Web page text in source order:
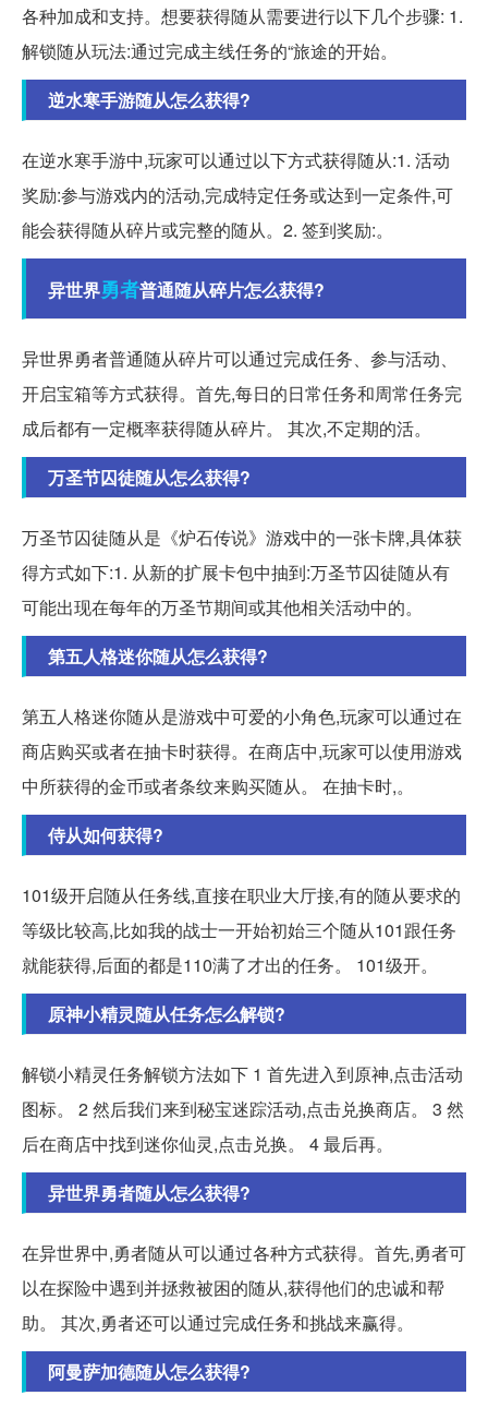
各种加成和支持。想要获得随从需要进行以下几个步骤: 1.
解锁随从玩法:通过完成主线任务的“旅途的开始。
逆水寒手游随从怎么获得?
在逆水寒手游中,玩家可以通过以下方式获得随从:1. 活动
奖励:参与游戏内的活动,完成特定任务或达到一定条件,可
能会获得随从碎片或完整的随从。2. 签到奖励:。
异世界勇者普通随从碎片怎么获得?
异世界勇者普通随从碎片可以通过完成任务、参与活动、
开启宝箱等方式获得。首先,每日的日常任务和周常任务完
成后都有一定概率获得随从碎片。 其次,不定期的活。
万圣节囚徒随从怎么获得?
万圣节囚徒随从是《炉石传说》游戏中的一张卡牌,具体获
得方式如下:1. 从新的扩展卡包中抽到:万圣节囚徒随从有
可能出现在每年的万圣节期间或其他相关活动中的。
第五人格迷你随从怎么获得?
第五人格迷你随从是游戏中可爱的小角色,玩家可以通过在
商店购买或者在抽卡时获得。在商店中,玩家可以使用游戏
中所获得的金币或者条纹来购买随从。 在抽卡时,。
侍从如何获得?
101级开启随从任务线,直接在职业大厅接,有的随从要求的
等级比较高,比如我的战士一开始初始三个随从101跟任务
就能获得,后面的都是110满了才出的任务。 101级开。
原神小精灵随从任务怎么解锁?
解锁小精灵任务解锁方法如下 1 首先进入到原神,点击活动
图标。 2 然后我们来到秘宝迷踪活动,点击兑换商店。 3 然
后在商店中找到迷你仙灵,点击兑换。 4 最后再。
异世界勇者随从怎么获得?
在异世界中,勇者随从可以通过各种方式获得。首先,勇者可
以在探险中遇到并拯救被困的随从,获得他们的忠诚和帮
助。 其次,勇者还可以通过完成任务和挑战来赢得。
阿曼萨加德随从怎么获得?